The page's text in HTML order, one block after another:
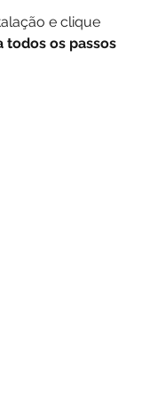
e clique
todos os passos